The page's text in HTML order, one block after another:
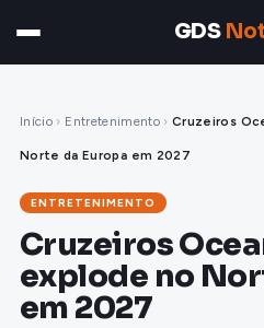
GDS
Início › Entretenimento › Cruzeiros
Norte da Europa em 2027
ENTRETENIMENTO
Cruzeiros
explode no
em 2027